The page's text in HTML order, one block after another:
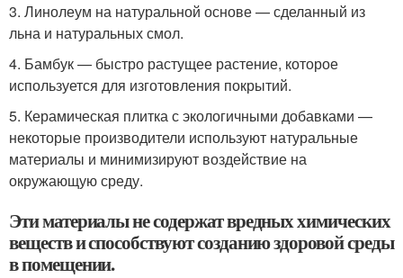
3. Линолеум на натуральной основе — сделанный из
льна и натуральных смол.
4. Бамбук — быстро растущее растение, которое
используется для изготовления покрытий.
5. Керамическая плитка с экологичными добавками —
некоторые производители используют натуральные
материалы и минимизируют воздействие на
окружающую среду.
Эти материалы не содержат вредных химических
веществ и способствуют созданию здоровой среды
в помещении.